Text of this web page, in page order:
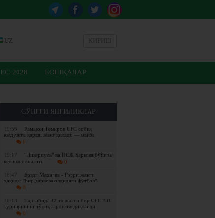
UZ
2028 БОШҚАЛАР
СЎНГГИ ЯНГИЛИКЛАР
19:56
Рамазон Темиров UFC собиқ
юлдузига қарши жанг қилади — манба
0
19:17
“Ливерпуль” ва ПСЖ Барколя бўйича
келиша олмаяпти
0
18:47
Брэди Махачев - Гэрри жанги
ҳақида: "Бир дарвоза олдидаги футбол"
0
18:13
Таркибида 12 та жанги бор UFC 331
турнирининг тўлиқ карди тасдиқланди
0